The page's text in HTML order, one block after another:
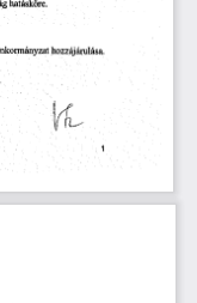
hatásköre.
hozzájárulása.